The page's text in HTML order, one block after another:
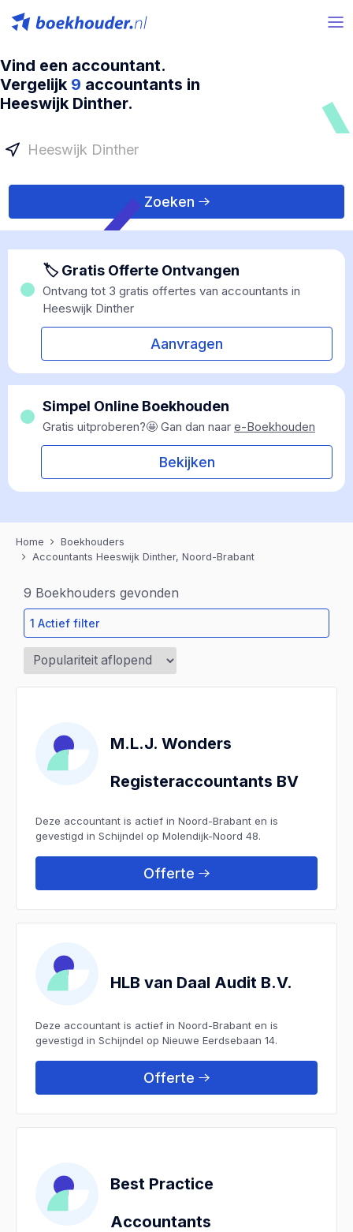
Vind een accountant.
Vergelijk 9 accountants in
Heeswijk Dinther.
Zoeken
🏷 Gratis Offerte Ontvangen
Ontvang tot 3 gratis offertes van accountants in
Heeswijk Dinther
Aanvragen
Simpel Online Boekhouden
Gratis uitproberen?🤩 Gan dan naar e-Boekhouden
Bekijken
Home
Boekhouders
Accountants Heeswijk Dinther, Noord-Brabant
9 Boekhouders gevonden
1 Actief filter
M.L.J. Wonders
Registeraccountants BV
Deze accountant is actief in Noord-Brabant en is
gevestigd in Schijndel op Molendijk-Noord 48.
Offerte
HLB van Daal Audit B.V.
Deze accountant is actief in Noord-Brabant en is
gevestigd in Schijndel op Nieuwe Eerdsebaan 14.
Offerte
Best Practice
Accountants